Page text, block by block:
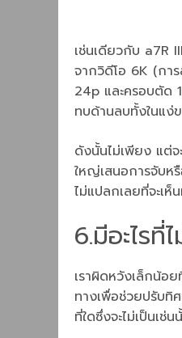
เช่นเดียวกับ a7R
จากวิดีโอ 6K (กา
24p และครอบตัด
ทบด้านลบทั้งในแ
ดังนั้นไม่เพียง แต่
ใหญ่เสนอการจับ
ไม่แปลกเลยที่จะเห็
6.มีอะไรที่
เราผิดหวังเล็กน้
ทางเพื่อช่วยปรับ
ที่ใดซึ่งจะไม่เป็นเ